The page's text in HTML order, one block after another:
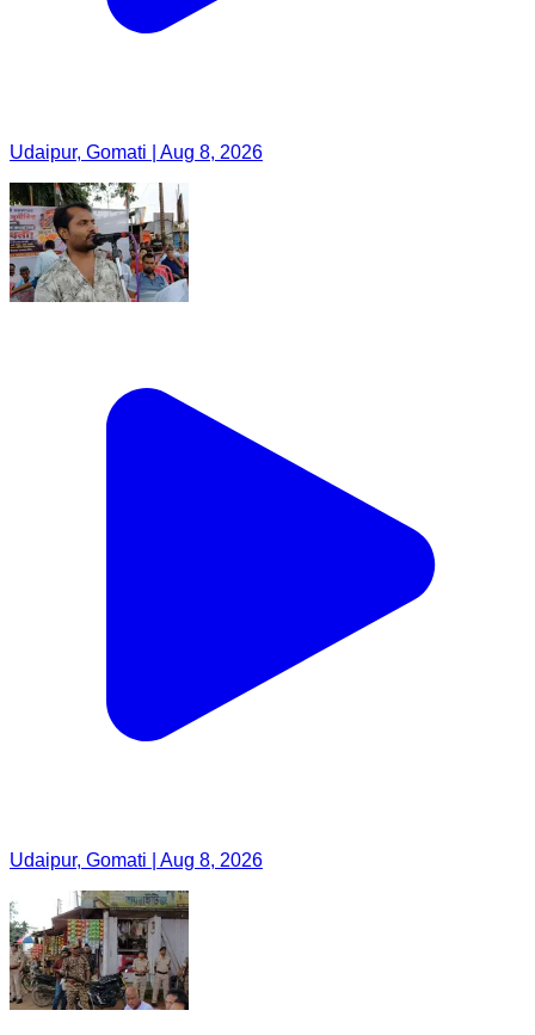
Udaipur, Gomati | Aug 8, 2026
Udaipur, Gomati | Aug 8, 2026